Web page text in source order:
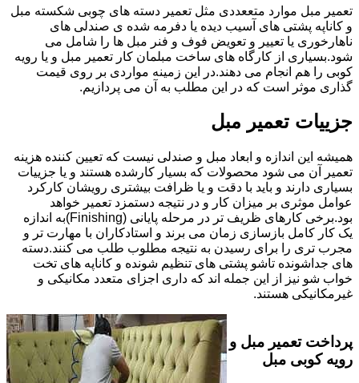
تعمیر مبل موارد متععددی مثل تعمیر دسته های چوبی شکسته مبل
و کاناپه پشتی های آسیب دیده یا دفرمه شده ی صندلی های
ناهارخوری یا تعییر و تعویض فوف و فنر مبل ها را شامل می
شود.بسیاری از کارگاه های ساخت مبلمان کار تعمیر مبل و یا رویه
کوبی را هم انجام می دهند.در این زمینه مواردی بر روی قیمت
گذاری موثر است که در این مطلب به آن می پردازیم.
جزییات تعمیر مبل
همیشه این اندازه و ابعاد مبل و صندلی نیست که تعیین کننده هزینه
تعمیر آن می شود محصولات که بسیار کارشده هستند و یا جزییات
بسیاری دارند و باید با دقت و یا ظرافت بیشتری رویشان کارکرد
عوامل موثری بر میزان کار و در نتیجه دستمزد تعمیر خواهد
بود.برخی کارهای ظریف تر در مرحله پایانی (Finishing)به اندازه
یک کار کامل بازسازی زمان می برند و استادکاران با مهارت تر و
مجرب تری را برای رسیدن به نتیجه مطلوب طلب می کنند.دسته
های جداشونده تاشو پشتی های تنظیم شونده و کاناپه های تخت
خواب شو نیز از این جمله اند که داری اجزای متعدد مکانیکی و
غیرمکانیکی هستند.
پرداخت تعمیر مبل و
رویه کوبی مبل